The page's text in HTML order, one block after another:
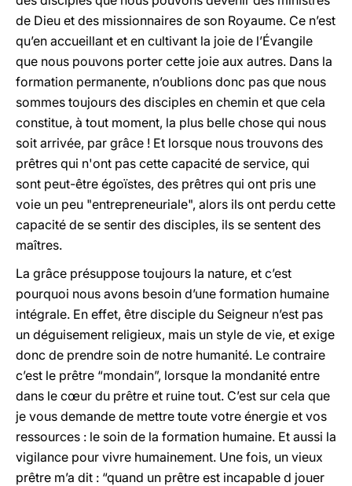
de Dieu et des missionnaires de son Royaume. Ce n’est
qu’en accueillant et en cultivant la joie de l’Évangile
que nous pouvons porter cette joie aux autres. Dans la
formation permanente, n’oublions donc pas que nous
sommes toujours des disciples en chemin et que cela
constitue, à tout moment, la plus belle chose qui nous
soit arrivée, par grâce ! Et lorsque nous trouvons des
prêtres qui n'ont pas cette capacité de service, qui
sont peut-être égoïstes, des prêtres qui ont pris une
voie un peu "entrepreneuriale", alors ils ont perdu cette
capacité de se sentir des disciples, ils se sentent des
maîtres.
La grâce présuppose toujours la nature, et c’est
pourquoi nous avons besoin d’une formation humaine
intégrale. En effet, être disciple du Seigneur n’est pas
un déguisement religieux, mais un style de vie, et exige
donc de prendre soin de notre humanité. Le contraire
c’est le prêtre “mondain”, lorsque la mondanité entre
dans le cœur du prêtre et ruine tout. C’est sur cela que
je vous demande de mettre toute votre énergie et vos
ressources : le soin de la formation humaine. Et aussi la
vigilance pour vivre humainement. Une fois, un vieux
prêtre m’a dit : “quand un prêtre est incapable d jouer